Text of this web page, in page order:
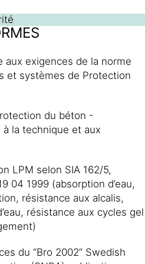
aux exigences de la norme
et systèmes de Protection
du béton -
la technique et aux
LPM selon SIA 162/5,
04 1999 (absorption d’eau,
résistance aux alcalis,
résistance aux cycles gel
du “Bro 2002” Swedish